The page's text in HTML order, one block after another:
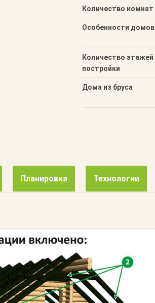
Количество комнат
Особенности домов
Количество этажей
постройки
Дома из бруса
Планировка Технологии